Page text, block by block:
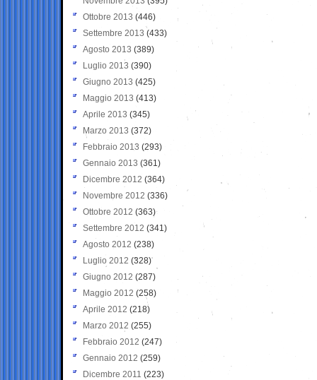
Ottobre 2013 (446)
Settembre 2013 (433)
Agosto 2013 (389)
Luglio 2013 (390)
Giugno 2013 (425)
Maggio 2013 (413)
Aprile 2013 (345)
Marzo 2013 (372)
Febbraio 2013 (293)
Gennaio 2013 (361)
Dicembre 2012 (364)
Novembre 2012 (336)
Ottobre 2012 (363)
Settembre 2012 (341)
Agosto 2012 (238)
Luglio 2012 (328)
Giugno 2012 (287)
Maggio 2012 (258)
Aprile 2012 (218)
Marzo 2012 (255)
Febbraio 2012 (247)
Gennaio 2012 (259)
Dicembre 2011 (223)